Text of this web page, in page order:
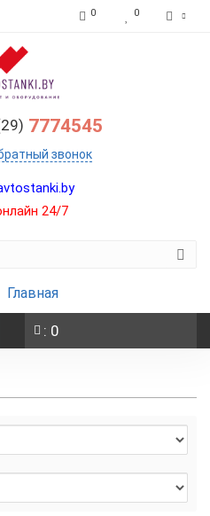
0 0
7774545
звонок
24/7
Главная
: 0